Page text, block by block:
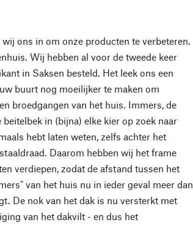
ons in om onze producten te verbeteren.
Wij hebben al voor de tweede keer
in Saksen besteld. Het leek ons een
buurt nog moeilijker te maken om
broedgangen van het huis. Immers, de
in (bijna) elke kier op zoek naar
hebt laten weten, zelfs achter het
Daarom hebben wij het frame
verdiepen, zodat de afstand tussen het
van het huis nu in ieder geval meer dan
De nok van het dak is nu versterkt met
van het dakvilt - en dus het